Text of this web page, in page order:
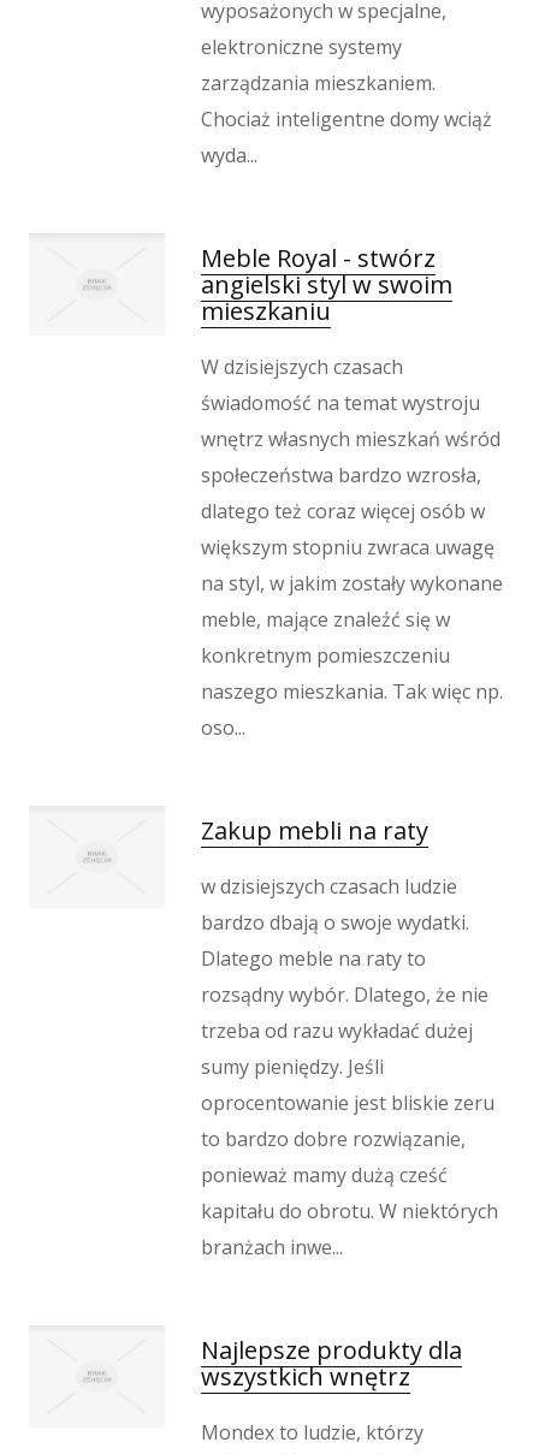
Hotele i Noclegi
Wypoczynek
Kondycja
Dietetyka, Odchudzanie
Salony Kosmetyczne
Sprzęt Medyczny
Oprogramowanie
Strony Internetowe
Kontakt
wyposażonych w specjalne,
elektroniczne systemy
zarządzania mieszkaniem.
Chociaż inteligentne domy wciąż
wyda...
Meble Royal - stwórz
angielski styl w swoim
mieszkaniu
W dzisiejszych czasach
świadomość na temat wystroju
wnętrz własnych mieszkań wśród
społeczeństwa bardzo wzrosła,
dlatego też coraz więcej osób w
większym stopniu zwraca uwagę
na styl, w jakim zostały wykonane
meble, mające znaleźć się w
konkretnym pomieszczeniu
naszego mieszkania. Tak więc np.
oso...
Zakup mebli na raty
w dzisiejszych czasach ludzie
bardzo dbają o swoje wydatki.
Dlatego meble na raty to
rozsądny wybór. Dlatego, że nie
trzeba od razu wykładać dużej
sumy pieniędzy. Jeśli
oprocentowanie jest bliskie zeru
to bardzo dobre rozwiązanie,
ponieważ mamy dużą cześć
kapitału do obrotu. W niektórych
branżach inwe...
Najlepsze produkty dla
wszystkich wnętrz
Mondex to ludzie, którzy